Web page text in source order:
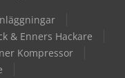
& Enners Hackare
Kompressor